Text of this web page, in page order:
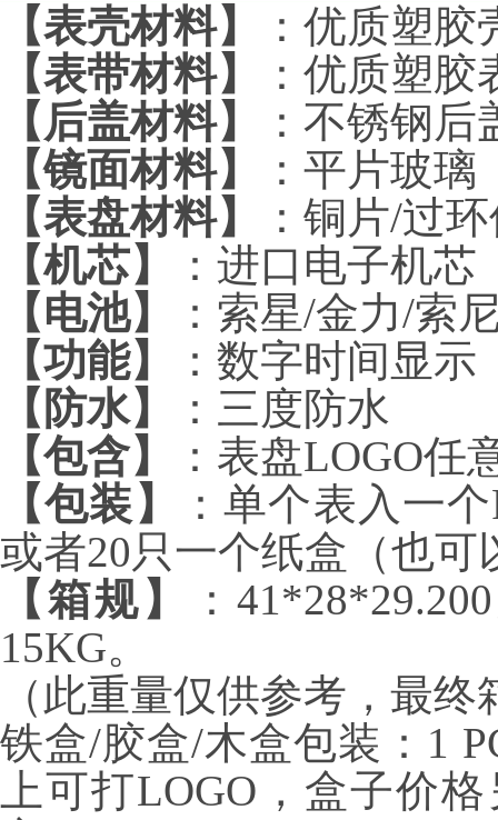
【表壳材料】
：优质塑
【表带材料】
：优质塑
【后盖材料】
：不锈钢后
【镜面材料】
：平片玻璃
【表盘材料】
：铜片/过
【机芯】
：进口电子机芯
【电池】
：索星/金力/索
【功能】
：数字时间显示
【防水】
：三度防水
【包含】
：表盘LOGO任
【包装】
：单个表入一个
或者20只一个纸盒（也
【箱规】
：41*28*29.200
15KG。
（此重量仅供参考，最
铁盒/胶盒/木盒包装： 1
上可打LOGO ，盒子价